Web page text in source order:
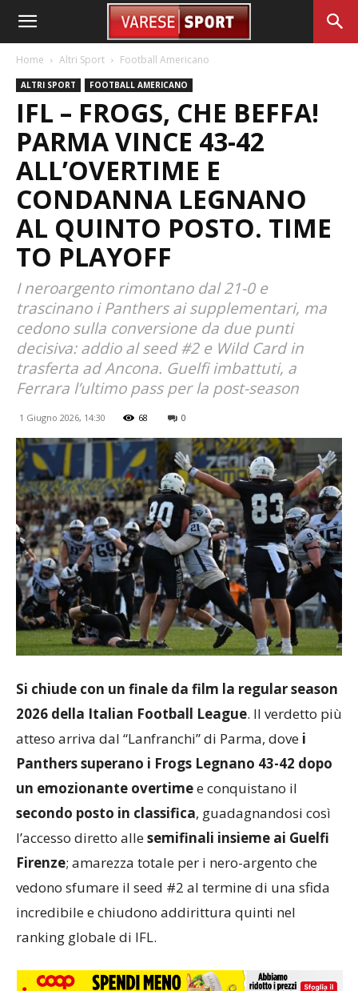
Home Altri Sport Football Americano
ALTRI SPORT FOOTBALL AMERICANO
IFL – FROGS, CHE BEFFA!
PARMA VINCE 43-42
ALL’OVERTIME E
CONDANNA LEGNANO
AL QUINTO POSTO. TIME
TO PLAYOFF
I neroargento rimontano dal 21-0 e
trascinano i Panthers ai supplementari, ma
cedono sulla conversione da due punti
decisiva: addio al seed #2 e Wild Card in
trasferta ad Ancona. Guelfi imbattuti, a
Ferrara l’ultimo pass per la post-season
1 Giugno 2026, 14:30 68 0
Si chiude con un finale da film la regular season
2026 della Italian Football League. Il verdetto più
atteso arriva dal “Lanfranchi” di Parma, dove i
Panthers superano i Frogs Legnano 43-42 dopo
un emozionante overtimee conquistano il
secondo posto in classifica, guadagnandosi così
l’accesso diretto allesemifinali insieme ai Guelfi
Firenze; amarezza totale per i nero-argento che
vedono sfumare il seed #2 al termine di una sfida
incredibile e chiudono addirittura quinti nel
ranking globale di IFL.